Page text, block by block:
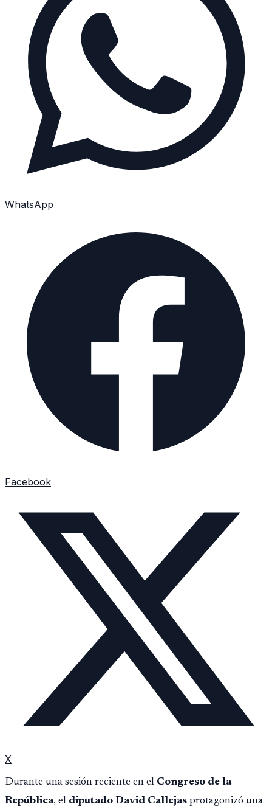
WhatsApp
Facebook
X
Durante una sesión reciente en el Congreso de la
República, el diputado David Callejas protagonizó una